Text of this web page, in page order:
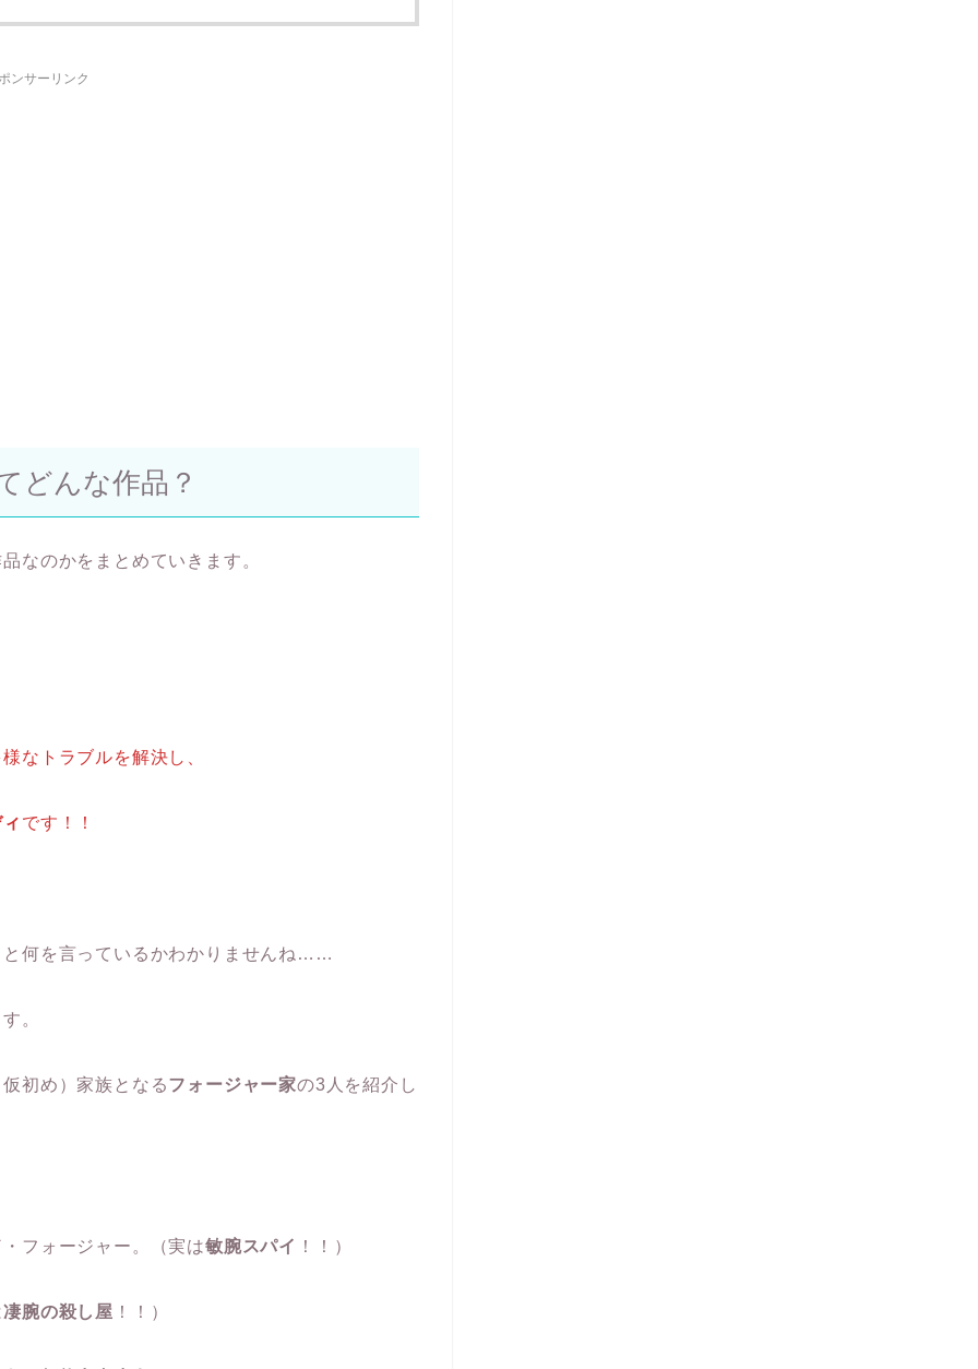
ンサーリンク
どんな作品？
なのかをまとめていきます。
なトラブルを解決し、
です！！
何を言っているかわかりませんね……
。
初め）家族となるフォージャー家の3人を紹介し
・フォージャー。（実は敏腕スパイ ！！）
凄腕の殺し屋 ！！）